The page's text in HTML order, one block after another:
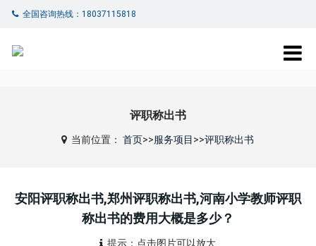
全国咨询热线：18037115818
评职称出书
当前位置：首页>>服务项目 >>评职称出书
安阳评职称出书,郑州评职称出书,河南小学教师评职
称出书的费用大概是多少？
提示：点击图片可以放大